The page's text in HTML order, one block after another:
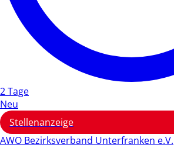
2 Tage
Neu
Stellenanzeige
AWO Bezirksverband Unterfranken e.V.